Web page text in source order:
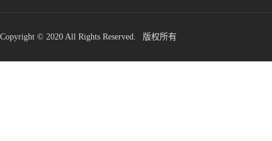
Copyright © 2020 All Rights Reserved. 版权所有